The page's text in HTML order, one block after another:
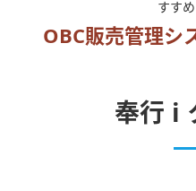
すすめ
OBC販売管理シ
奉行 i